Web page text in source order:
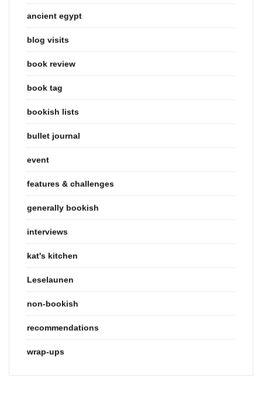
ancient egypt
blog visits
book review
book tag
bookish lists
bullet journal
event
features & challenges
generally bookish
interviews
kat's kitchen
Leselaunen
non-bookish
recommendations
wrap-ups